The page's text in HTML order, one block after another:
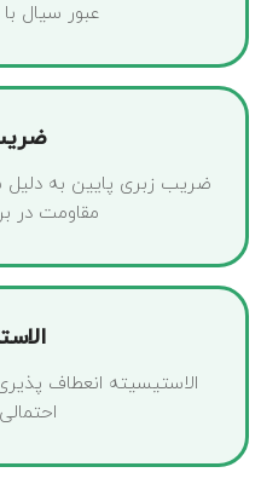
عبور سیال
ضریب زبری پایین به
مقاومت در
الاستیسیته انعطاف